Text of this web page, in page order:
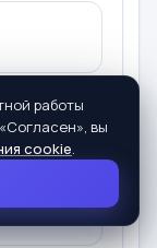
работы
вы
cookie.